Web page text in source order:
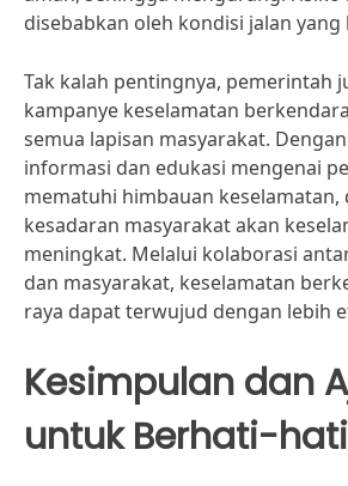
disebabkan oleh kondisi jalan yang
Tak kalah pentingnya, pemerintah
kampanye keselamatan
semua lapisan masyarakat.
informasi dan edukasi mengenai
mematuhi himbauan keselamatan,
kesadaran masyarakat akan
meningkat. Melalui kolaborasi
dan masyarakat, keselamatan
raya dapat terwujud dengan lebih
Kesimpulan dan
untuk Berhati-hati